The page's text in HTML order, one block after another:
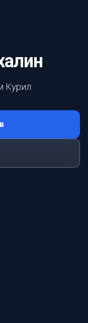
Курил